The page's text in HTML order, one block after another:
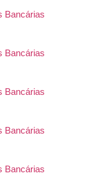
Bancárias
Bancárias
Bancárias
Bancárias
Bancárias